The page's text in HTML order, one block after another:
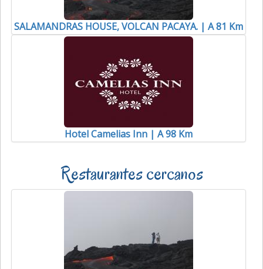
SALAMANDRAS HOUSE, VOLCAN PACAYA. | A 81 Km
Hotel Camelias Inn | A 98 Km
Restaurantes cercanos